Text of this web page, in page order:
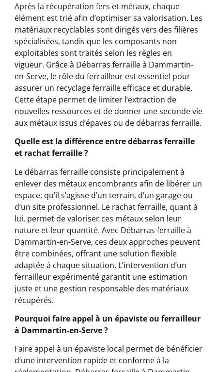
Après la récupération fers et métaux, chaque
élément est trié afin d’optimiser sa valorisation. Les
matériaux recyclables sont dirigés vers des filières
spécialisées, tandis que les composants non
exploitables sont traités selon les règles en
vigueur. Grâce à Débarras ferraille à Dammartin-
en-Serve, le rôle du ferrailleur est essentiel pour
assurer un recyclage ferraille efficace et durable.
Cette étape permet de limiter l’extraction de
nouvelles ressources et de donner une seconde vie
aux métaux issus d’épaves ou de débarras ferraille.
Quelle est la différence entre débarras ferraille
et rachat ferraille ?
Le débarras ferraille consiste principalement à
enlever des métaux encombrants afin de libérer un
espace, qu’il s’agisse d’un terrain, d’un garage ou
d’un site professionnel. Le rachat ferraille, quant à
lui, permet de valoriser ces métaux selon leur
nature et leur quantité. Avec Débarras ferraille à
Dammartin-en-Serve, ces deux approches peuvent
être combinées, offrant une solution flexible
adaptée à chaque situation. L’intervention d’un
ferrailleur expérimenté garantit une estimation
juste et une gestion responsable des matériaux
récupérés.
Pourquoi faire appel à un épaviste ou ferrailleur
à Dammartin-en-Serve ?
Faire appel à un épaviste local permet de bénéficier
d’une intervention rapide et conforme à la